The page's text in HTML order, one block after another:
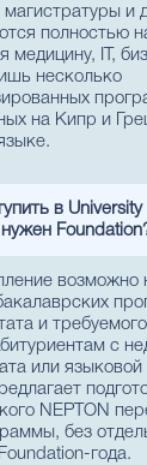
магистратуры и
полностью
медицину, IT,
несколько
на Кипр и
в University
возможно
и
с
или языковой
NEPTON
без
года.